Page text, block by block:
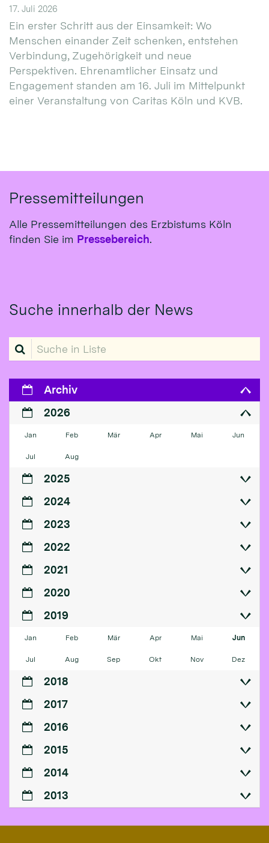
17. Juli 2026
Ein erster Schritt aus der Einsamkeit: Wo
Menschen einander Zeit schenken, entstehen
Verbindung, Zugehörigkeit und neue
Perspektiven. Ehrenamtlicher Einsatz und
Engagement standen am 16. Juli im Mittelpunkt
einer Veranstaltung von Caritas Köln und KVB.
Pressemitteilungen
Alle Pressemitteilungen des Erzbistums Köln
finden Sie im Pressebereich.
Suche innerhalb der News
Suche in Liste
Archiv
2026
Jan Feb Mär Apr Mai Jun
Jul Aug
2025
2024
2023
2022
2021
2020
2019
Jan Feb Mär Apr Mai Jun
Jul Aug Sep Okt Nov Dez
2018
2017
2016
2015
2014
2013